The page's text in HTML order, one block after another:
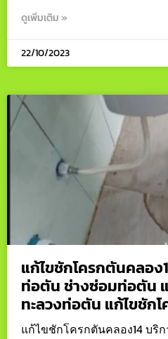
ดูเพิ่มเติม »
22/10/2023
แก้ไขชักโครกตันคลอง
ท่อตัน ช่างซ่อมท่อตัน
ทะลวงท่อตัน แก้ไขชัก
แก้ไขชักโครกตันคลอง14 บริ